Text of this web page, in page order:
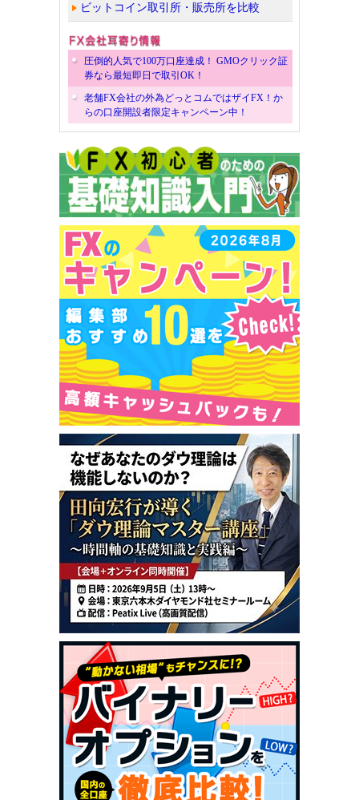
ビットコイン取引所・販売所を比較
圧倒的人気で100万口座達成！ GMOクリック証
券なら最短即日で取引OK！
老舗FX会社の外為どっとコムではザイFX！か
らの口座開設者限定キャンペーン中！